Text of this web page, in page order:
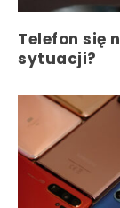
Telefon się
sytuacji?